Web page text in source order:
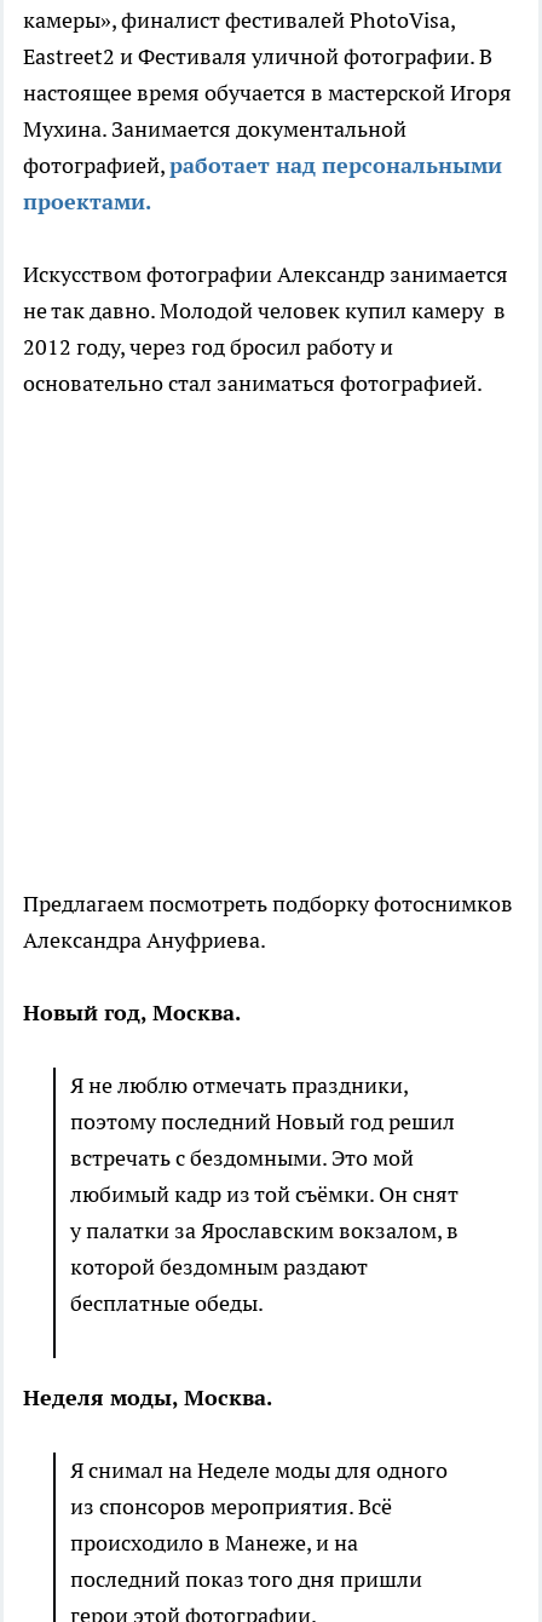
камеры», финалист фестивалей PhotoVisa,
Eastreet2 и Фестиваля уличной фотографии. В
настоящее время обучается в мастерской Игоря
Мухина. Занимается документальной
фотографией,работает над персональными
проектами.
Искусством фотографии Александр занимается
не так давно. Молодой человек купил камеру в
2012 году, через год бросил работу и
основательно стал заниматься фотографией.
Предлагаем посмотреть подборку фотоснимков
Александра Ануфриева.
Новый год, Москва.
Я не люблю отмечать праздники,
поэтому последний Новый год решил
встречать с бездомными. Это мой
любимый кадр из той съёмки. Он снят
у палатки за Ярославским вокзалом, в
которой бездомным раздают
бесплатные обеды.
Неделя моды, Москва.
Я снимал на Неделе моды для одного
из спонсоров мероприятия. Всё
происходило в Манеже, и на
последний показ того дня пришли
герои этой фотографии.